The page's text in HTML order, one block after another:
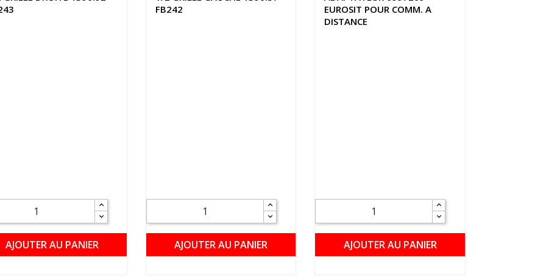
AJOUTER AU PANIER
FB242
AJOUTER AU PANIER
EUROSIT POUR COMM. A
DISTANCE
AJOUTER AU PANIER